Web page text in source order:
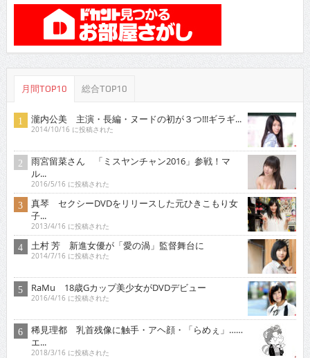
月間TOP10 総合TOP10
瀧内公美 主演・長編・ヌードの初が３つ!!!ギラギ...
2014/10/16 に投稿された
雨宮留菜さん 「ミスヤンチャン2016」参戦！マ
ル...
2016/5/16 に投稿された
真琴 セクシーDVDをリリースした元ひきこもり女
子...
2013/4/16 に投稿された
土村 芳 新進女優が「愛の渦」監督舞台に
2014/7/16 に投稿された
RaMu 18歳Gカップ美少女がDVDデビュー
2016/4/16 に投稿された
稀見理都 乳首残像に触手・アヘ顔・「らめぇ」……
エ...
2018/3/16 に投稿された